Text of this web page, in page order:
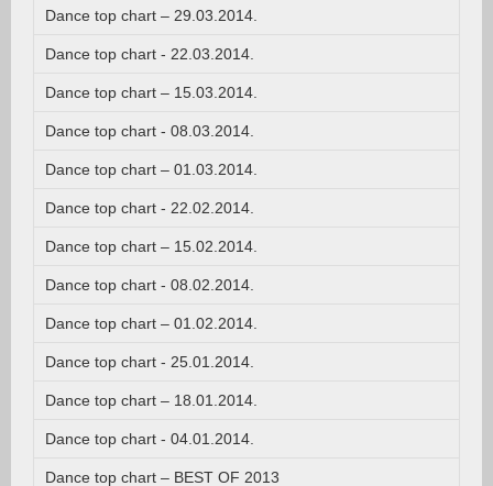
Dance top chart – 29.03.2014.
Dance top chart - 22.03.2014.
Dance top chart – 15.03.2014.
Dance top chart - 08.03.2014.
Dance top chart – 01.03.2014.
Dance top chart - 22.02.2014.
Dance top chart – 15.02.2014.
Dance top chart - 08.02.2014.
Dance top chart – 01.02.2014.
Dance top chart - 25.01.2014.
Dance top chart – 18.01.2014.
Dance top chart - 04.01.2014.
Dance top chart – BEST OF 2013